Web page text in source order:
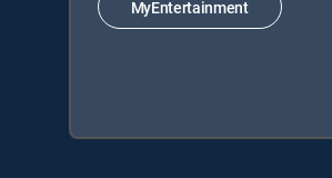
MyEntertainment